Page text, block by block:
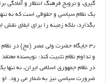
گیری، و ترویج فرهنگ انتظار و آمادگی
یک نظام سیاسی و حقوقی است که نه
بگذارد، بلکه زمینه را برای ایفای
۳٫ جایگاه حضرت ولی عصر (عج) در
و تداوم نظام تثبیت کند: نویسنده
در نظام جمهوری اسلامی ایران، نه
ضرورت سیاسی نیز به شمار می رود. او